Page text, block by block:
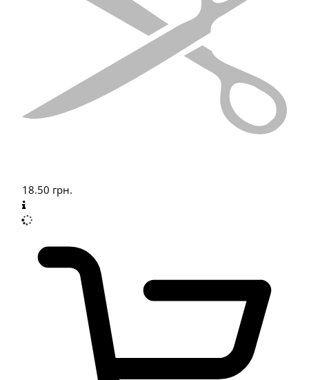
18.50 грн.